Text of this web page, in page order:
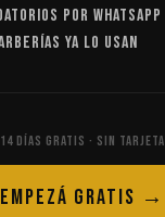
POR WHATSAPP
YA LO USAN
14 DÍAS GRATIS · SIN TARJETA
EMPEZÁ GRATIS →